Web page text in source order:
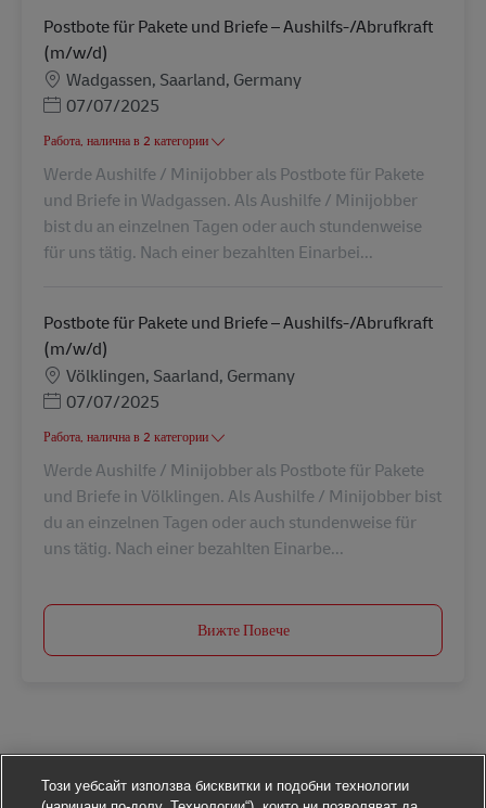
Postbote für Pakete und Briefe – Aushilfs-/Abrufkraft
(m/w/d)
Местоположение
Wadgassen, Saarland, Germany
Posted Date
07/07/2025
Работа, налична в 2 категории
Werde Aushilfe / Minijobber als Postbote für Pakete
und Briefe in Wadgassen. Als Aushilfe / Minijobber
bist du an einzelnen Tagen oder auch stundenweise
für uns tätig. Nach einer bezahlten Einarbei...
Postbote für Pakete und Briefe – Aushilfs-/Abrufkraft
(m/w/d)
Местоположение
Völklingen, Saarland, Germany
Posted Date
07/07/2025
Работа, налична в 2 категории
Werde Aushilfe / Minijobber als Postbote für Pakete
und Briefe in Völklingen. Als Aushilfe / Minijobber bist
du an einzelnen Tagen oder auch stundenweise für
uns tätig. Nach einer bezahlten Einarbe...
Вижте Повече
Този уебсайт използва бисквитки и подобни технологии